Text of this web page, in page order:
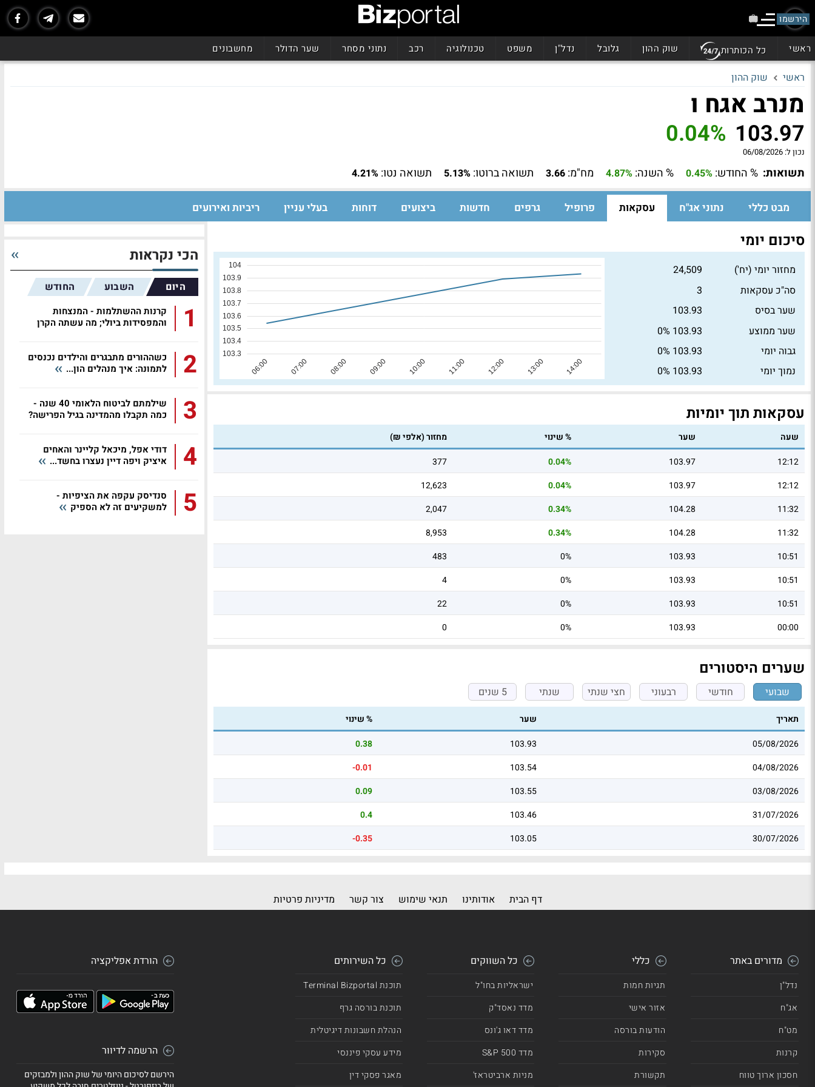
הירשמו
ראשי כל הכותרות שוק ההון גלובל נדל"ן משפט טכנולוגיה רכב נתוני מסחר שער הדולר מחשבונים
ראשי שוק ההון
מנרב אגח ו
103.97
0.04%
נכון ל: 06/08/2026
תשואות: % החודש: 0.45% % השנה: 4.87% מח"מ: 3.66 תשואה ברוטו: 5.13% תשואה נטו: 4.21%
מבט כללי נתוני אג"ח עסקאות פרופיל גרפים חדשות ביצועים דוחות בעלי עניין ריביות ואירועים
סיכום יומי
מחזור יומי (יח')
24,509
סה"כ עסקאות
3
שער בסיס
103.93
שער ממוצע
103.93
0%
גבוה יומי
103.93
0%
נמוך יומי
103.93
0%
עסקאות תוך יומיות
שעה שער % שינוי
מחזור (אלפי ₪)
12:12
103.97
0.04%
377
12:12
103.97
0.04%
12,623
11:32
104.28
0.34%
2,047
11:32
104.28
0.34%
8,953
10:51
103.93
0%
483
10:51
103.93
0%
4
10:51
103.93
0%
22
00:00
103.93
0%
0
שערים היסטורים
שבועי חודשי רבעוני חצי שנתי שנתי 5 שנים
תאריך שער
% שינוי
05/08/2026
103.93
0.38
04/08/2026
103.54
-0.01
03/08/2026
103.55
0.09
31/07/2026
103.46
0.4
30/07/2026
103.05
-0.35
הכי נקראות
היום השבוע החודש
1
קרנות ההשתלמות - המנצחות
והמפסידות ביולי; מה עשתה הקרן
2
כשההורים מתבגרים והילדים נכנסים
לתמונה: איך מנהלים הון...
3
שילמתם לביטוח הלאומי 40 שנה -
כמה תקבלו מהמדינה בגיל הפרישה?
4
דודי אפל, מיכאל קליינר והאחים
איציק ויפה דיין נעצרו בחשד...
5
סנדיסק עקפה את הציפיות -
למשקיעים זה לא הספיק
דף הבית אודותינו תנאי שימוש צור קשר מדיניות פרטיות
מדורים באתר
נדל"ן
אג"ח
מט"ח
קרנות
חסכון ארוך טווח
כללי
תגיות חמות
אזור אישי
הודעות בורסה
סקירות
תקשורת
כל השווקים
ישראליות בחו"ל
מדד נאסד"ק
מדד דאו ג'ונס
מדד 500 S&P
מניות ארביטראז'
כל השירותים
תוכנת Terminal Bizportal
תוכנת בורסה גרף
הנהלת חשבונות דיגיטלית
מידע עסקי פיננסי
מאגר פסקי דין
הורדת אפליקציה
הרשמה לדיוור
הירשם לסיכום היומי של שוק ההון ולמבזקים